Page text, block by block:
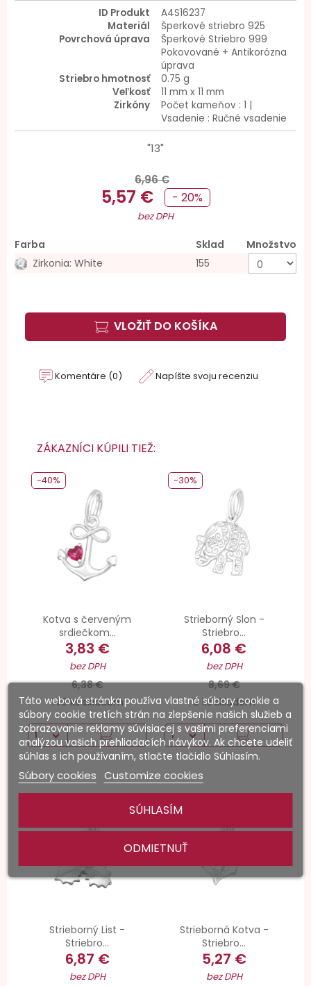
ID Produkt
A4S16237
Materiál
Šperkové striebro 925
Povrchová úprava
Šperkové Striebro 999
Pokovované + Antikorózna
úprava
Striebro hmotnosť
0.75 g
Veľkosť
11 mm x 11 mm
Zirkóny
Počet kameňov : 1 |
Vsadenie : Ručné vsadenie
"13"
6,96 €
5,57 € - 20%
bez DPH
Farba Sklad
Množstvo
Zirkonia: White
155
VLOŽIŤ DO KOŠÍKA
Komentáre (0) Napíšte svoju recenziu
ZÁKAZNÍCI KÚPILI TIEŽ:
Kotva s červeným
srdiečkom...
3,83 €
bez DPH
6,38 €
149 ks skladom
-40%
Strieborný Slon -
Striebro...
6,08 €
bez DPH
8,69 €
9 ks skladom
-30%
Strieborný List -
Striebro...
6,87 €
bez DPH
Strieborná Kotva -
Striebro...
5,27 €
bez DPH
Táto webová stránka používa vlastné súbory cookie a
súbory cookie tretích strán na zlepšenie našich služieb a
zobrazovanie reklamy súvisiacej s vašimi preferenciami
analýzou vašich prehliadacích návykov. Ak chcete udeliť
súhlas s ich používaním, stlačte tlačidlo Súhlasím.
Súbory cookies Customize cookies
ODMIETNUŤ
SÚHLASÍM